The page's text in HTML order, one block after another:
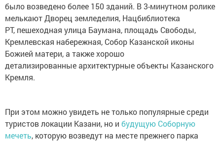
было возведено более 150 зданий. В 3-минутном ролике
мелькают Дворец земледелия, Нацбиблиотека
РТ, пешеходная улица Баумана, площадь Свободы,
Кремлевская набережная, Собор Казанской иконы
Божией матери, а также хорошо
детализированные архитектурные объекты Казанского
Кремля.
При этом можно увидеть не только популярные среди
туристов локации Казани, но и будущую Соборную
мечеть, которую возведут на месте прежнего парка